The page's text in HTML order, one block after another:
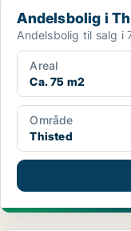
Andelsbolig i
Andelsbolig til salg i
Areal
Ca. 75 m2
Område
Thisted